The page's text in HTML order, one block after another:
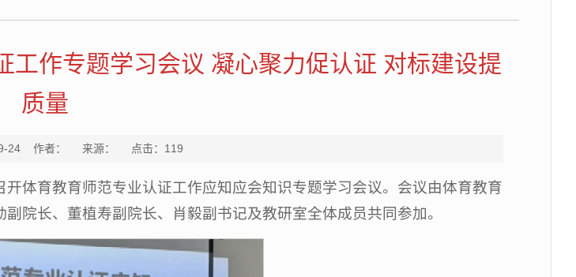
作专题学习会议 凝心聚力促认证 对标建设提
质量
24 作者： 来源： 点击： 119
体育教育师范专业认证工作应知应会知识专题学习会议。会议由体育教育
院长、董植寿副院长、肖毅副书记及教研室全体成员共同参加。